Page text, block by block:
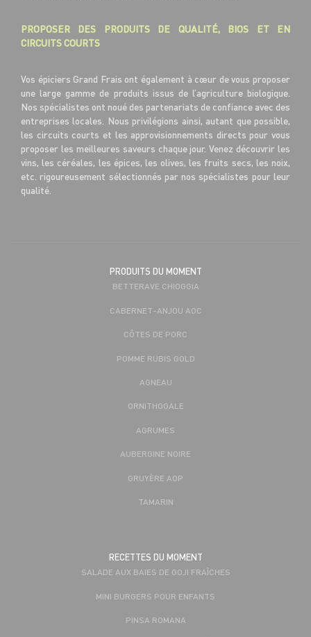
PROPOSER DES PRODUITS DE QUALITÉ, BIOS ET EN
CIRCUITS COURTS
Vos épiciers Grand Frais ont également à cœur de vous proposer
une large gamme de produits issus de l’agriculture biologique.
Nos spécialistes ont noué des partenariats de confiance avec des
entreprises locales. Nous privilégions ainsi, autant que possible,
les circuits courts et les approvisionnements directs pour vous
proposer les meilleures saveurs chaque jour. Venez découvrir les
vins, les céréales, les épices, les olives, les fruits secs, les noix,
etc. rigoureusement sélectionnés par nos spécialistes pour leur
qualité.
PRODUITS DU MOMENT
BETTERAVE CHIOGGIA
CABERNET-ANJOU AOC
CÔTES DE PORC
POMME RUBIS GOLD
AGNEAU
ORNITHOGALE
AGRUMES
AUBERGINE NOIRE
GRUYÈRE AOP
TAMARIN
RECETTES DU MOMENT
SALADE AUX BAIES DE GOJI FRAÎCHES
MINI BURGERS POUR ENFANTS
PINSA ROMANA